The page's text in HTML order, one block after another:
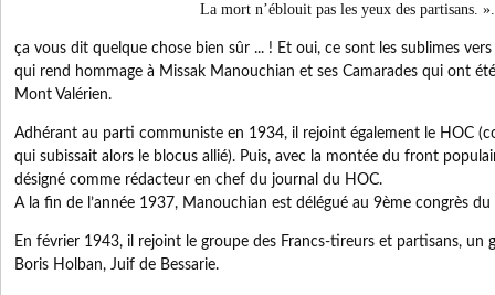
La mort n’éblouit pas les yeux des partisans.
ça vous dit quelque chose bien sûr ... ! Et oui, ce sont les sublimes vers
qui rend hommage à Missak Manouchian et ses Camarades qui ont
Mont Valérien.
Adhérant au parti communiste en 1934, il rejoint également le HOC
qui subissait alors le blocus allié). Puis, avec la montée du front
désigné comme rédacteur en chef du journal du HOC.
A la fin de l’année 1937, Manouchian est délégué au 9ème congrès du
En février 1943, il rejoint le groupe des Francs-tireurs et partisans, un
Boris Holban, Juif de Bessarie.